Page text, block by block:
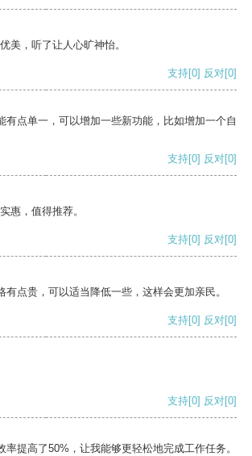
美，听了让人心旷神怡。
支持[0] 反对[0]
有点单一，可以增加一些新功能，比如增加一个自
支持[0] 反对[0]
惠，值得推荐。
支持[0] 反对[0]
有点贵，可以适当降低一些，这样会更加亲民。
支持[0] 反对[0]
支持[0] 反对[0]
率提高了50%，让我能够更轻松地完成工作任务。